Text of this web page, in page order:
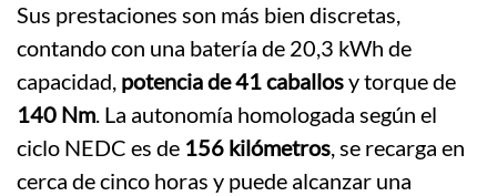
Sus prestaciones son más bien discretas,
contando con una batería de 20,3 kWh de
capacidad, potencia de 41 caballosy torque de
140 Nm. La autonomía homologada según el
ciclo NEDC es de 156 kilómetros, se recarga en
cerca de cinco horas y puede alcanzar una